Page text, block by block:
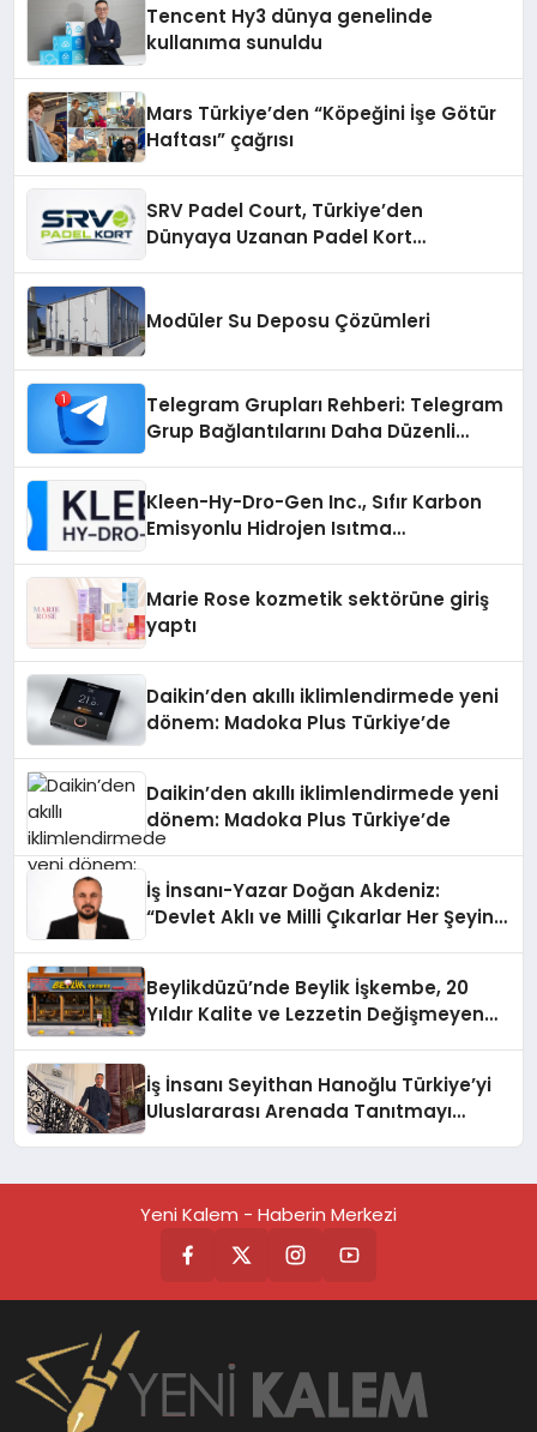
Tencent Hy3 dünya genelinde
kullanıma sunuldu
Mars Türkiye’den “Köpeğini İşe Götür
Haftası” çağrısı
SRV Padel Court, Türkiye’den
Dünyaya Uzanan Padel Kort
Modüler Su Deposu Çözümleri
Telegram Grupları Rehberi: Telegram
Grup Bağlantılarını Daha Düzenli
Kleen-Hy-Dro-Gen Inc., Sıfır Karbon
Emisyonlu Hidrojen Isıtma
Marie Rose kozmetik sektörüne giriş
yaptı
Daikin’den akıllı iklimlendirmede yeni
dönem: Madoka Plus Türkiye’de
Daikin’den akıllı iklimlendirmede yeni
dönem: Madoka Plus Türkiye’de
İş İnsanı-Yazar Doğan Akdeniz:
“Devlet Aklı ve Milli Çıkarlar Her Şeyin
Beylikdüzü’nde Beylik İşkembe, 20
Yıldır Kalite ve Lezzetin Değişmeyen
İş İnsanı Seyithan Hanoğlu Türkiye’yi
Uluslararası Arenada Tanıtmayı
Yeni Kalem - Haberin Merkezi